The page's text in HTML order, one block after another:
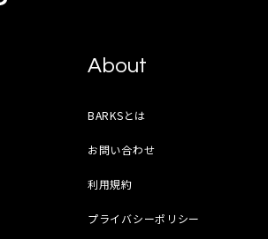
About
BARKSとは
お問い合わせ
利用規約
プライバシーポリシー